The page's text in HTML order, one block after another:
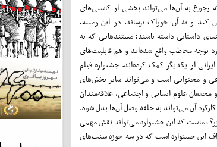
رجوع به آن‌ها می‌تواند بخشی از کاستی‌های
کند و به آن خوراک برساند. در این زمینه،
داستانی داشته باشند؛ مستندهایی که به
توجه مخاطب واقع شده‌اند و هم قابلیت‌های
از یکدیگر کمک کرده‌اند. جشنواره فیلم
و محتوایی است و می‌تواند سایر بخش‌های
علوم انسانی و اجتماعی، علاقه‌مندان
آن می‌تواند به حلقه وصل آن‌ها بدل شود.
ماست که این جشنواره می‌تواند نقش مهمی
این جشنواره است که در سه حوزه سنت‌های